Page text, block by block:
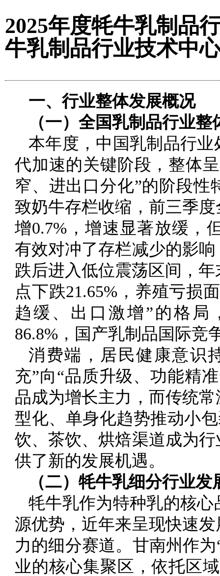
2025年度牦牛乳制
牛乳制品行业技术中
一、行业整体发展概况
（一）全国乳制品行业整
本年度，中国乳制品行
代加速的关键阶段，整体
窄、进出口分化”的阶段性
致奶牛存栏收缩，前三季
增0.7%，增速显著放缓，
有效对冲了存栏减少的影
跌后进入低位震荡区间，
点下跌21.65%，养殖亏损
趋缓、出口激增”的格局
86.8%，国产乳制品国际竞
消费端，居民健康意识
充”向“品质升级、功能精
品成为增长主力，而传统
型化、单身化趋势推动小
饮、茶饮、烘焙渠道成为
供了新的发展机遇。
（二）牦牛乳细分行业发
牦牛乳作为特种乳的核
源优势，近年来呈现快速
力的细分赛道。甘南州作
业的核心集聚区，依托区